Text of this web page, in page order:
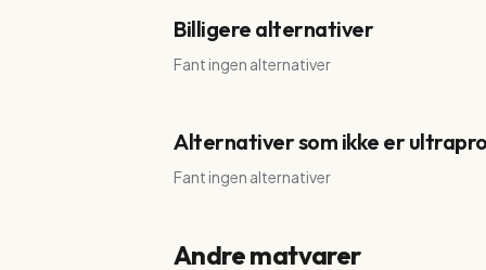
Billigere alternativer
Fant ingen alternativer
Alternativer som ikke er
Fant ingen alternativer
Andre matvarer